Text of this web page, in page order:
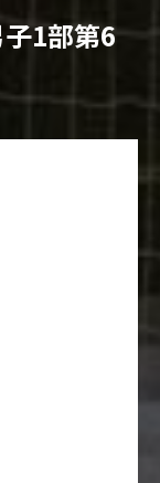
子1部第6